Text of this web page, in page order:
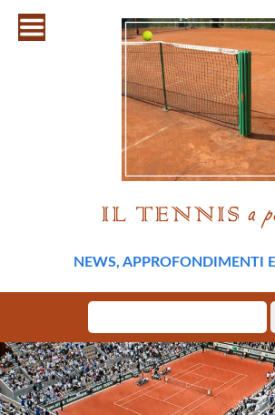
NEWS, APPROFONDIMENTI
per: